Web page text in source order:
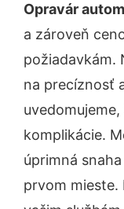
Opravár
a zároveň
požiadavkám.
na precíznosť
komplikácie.
úprimná
prvom mieste.